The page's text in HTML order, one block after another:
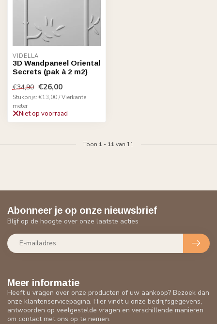
VIDELLA
3D Wandpaneel Oriental
Secrets (pak à 2 m2)
€34,90 €26,00
Stukprijs: €13,00 / Vierkante
meter
Niet op voorraad
Toon 1 - 11 van 11
Meer informatie
Heeft u vragen over onze producten of uw aankoop? Bezoek dan
onze klantenservicepagina. Hier vindt u onze bedrijfsgegevens,
antwoorden op veelgestelde vragen en verschillende manieren
om contact met ons op te nemen.
Abonneer je op onze nieuwsbrief
Blijf op de hoogte over onze laatste acties